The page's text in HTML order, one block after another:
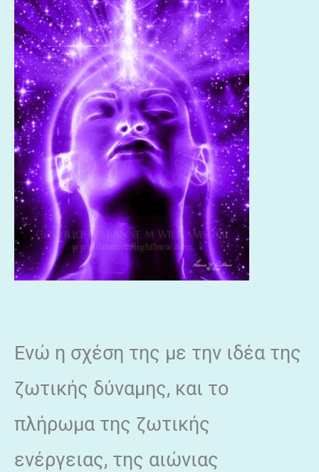
Ενώ η σχέση της με την ιδέα της
ζωτικής δύναμης, και το
πλήρωμα της ζωτικής
ενέργειας, της αιώνιας